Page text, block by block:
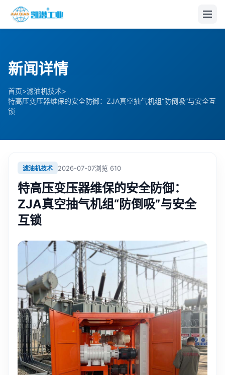
新闻详情
首页>滤油机技术>
特高压变压器维保的安全防御：ZJA真空抽气机组“防倒吸”与安全互
锁
滤油机技术 2026-07-07浏览 610
特高压变压器维保的安全防御：
ZJA真空抽气机组“防倒吸”与安全
互锁